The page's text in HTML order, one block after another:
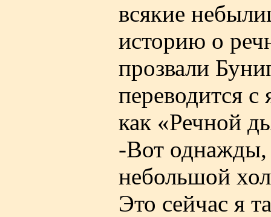
всякие
историю о
прозвали
переводится с
как «Речной
-Вот однажды,
небольшой
Это сейчас я